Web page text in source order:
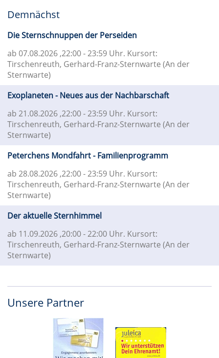
Demnächst
Die Sternschnuppen der Perseiden
ab 07.08.2026 ,22:00 - 23:59 Uhr. Kursort:
Tirschenreuth, Gerhard-Franz-Sternwarte (An der
Sternwarte)
Exoplaneten - Neues aus der Nachbarschaft
ab 21.08.2026 ,22:00 - 23:59 Uhr. Kursort:
Tirschenreuth, Gerhard-Franz-Sternwarte (An der
Sternwarte)
Peterchens Mondfahrt - Familienprogramm
ab 28.08.2026 ,22:00 - 23:59 Uhr. Kursort:
Tirschenreuth, Gerhard-Franz-Sternwarte (An der
Sternwarte)
Der aktuelle Sternhimmel
ab 11.09.2026 ,20:00 - 22:00 Uhr. Kursort:
Tirschenreuth, Gerhard-Franz-Sternwarte (An der
Sternwarte)
Unsere Partner